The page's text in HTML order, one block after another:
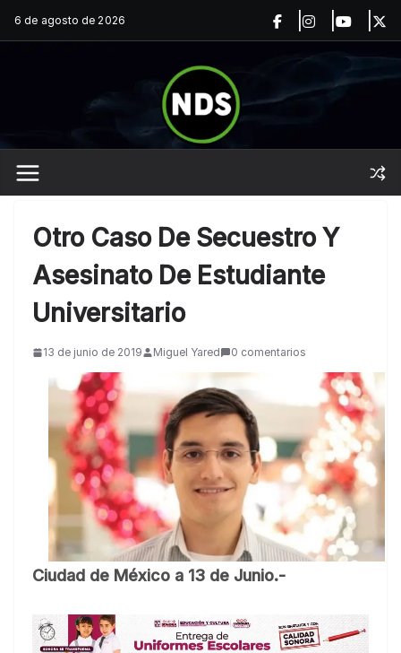
Saltar
al
6 de agosto de 2026
Otro Caso De Secuestro Y
Asesinato De Estudiante
Universitario
13 de junio de 2019 Miguel Yared 0 comentarios
Ciudad de México a 13 de Junio.-